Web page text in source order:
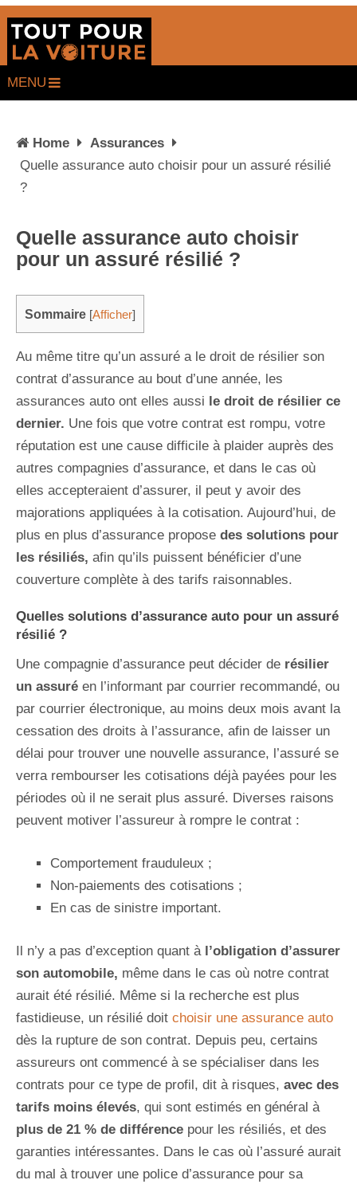
MENU
Home
Assurances
Quelle assurance auto choisir pour un assuré résilié
?
Quelle assurance auto choisir
pour un assuré résilié ?
Sommaire [Afficher]
Au même titre qu’un assuré a le droit de résilier son
contrat d’assurance au bout d’une année, les
assurances auto ont elles aussi le droit de résilier ce
dernier. Une fois que votre contrat est rompu, votre
réputation est une cause difficile à plaider auprès des
autres compagnies d’assurance, et dans le cas où
elles accepteraient d’assurer, il peut y avoir des
majorations appliquées à la cotisation. Aujourd’hui, de
plus en plus d’assurance propose des solutions pour
les résiliés, afin qu’ils puissent bénéficier d’une
couverture complète à des tarifs raisonnables.
Quelles solutions d’assurance auto pour un assuré
résilié ?
Une compagnie d’assurance peut décider de résilier
un assuré en l’informant par courrier recommandé, ou
par courrier électronique, au moins deux mois avant la
cessation des droits à l’assurance, afin de laisser un
délai pour trouver une nouvelle assurance, l’assuré se
verra rembourser les cotisations déjà payées pour les
périodes où il ne serait plus assuré. Diverses raisons
peuvent motiver l’assureur à rompre le contrat :
Comportement frauduleux ;
Non-paiements des cotisations ;
En cas de sinistre important.
Il n’y a pas d’exception quant àl’obligation d’assurer
son automobile, même dans le cas où notre contrat
aurait été résilié. Même si la recherche est plus
fastidieuse, un résilié doit choisir une assurance auto
dès la rupture de son contrat. Depuis peu, certains
assureurs ont commencé à se spécialiser dans les
contrats pour ce type de profil, dit à risques, avec des
tarifs moins élevés, qui sont estimés en général à
plus de 21 % de différence pour les résiliés, et des
garanties intéressantes. Dans le cas où l’assuré aurait
du mal à trouver une police d’assurance pour sa